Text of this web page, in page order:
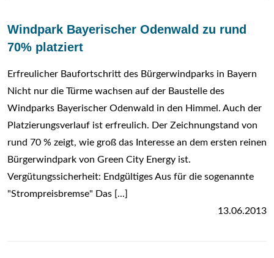
Windpark Bayerischer Odenwald zu rund
70% platziert
Erfreulicher Baufortschritt des Bürgerwindparks in Bayern
Nicht nur die Türme wachsen auf der Baustelle des
Windparks Bayerischer Odenwald in den Himmel. Auch der
Platzierungsverlauf ist erfreulich. Der Zeichnungstand von
rund 70 % zeigt, wie groß das Interesse an dem ersten reinen
Bürgerwindpark von Green City Energy ist.
Vergütungssicherheit: Endgültiges Aus für die sogenannte
"Strompreisbremse" Das [...]
13.06.2013